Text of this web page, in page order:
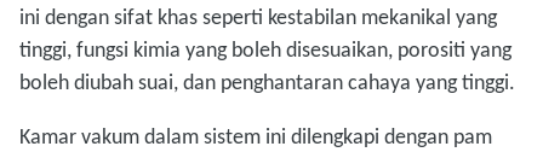
ini dengan sifat khas seperti kestabilan mekanikal yang
tinggi, fungsi kimia yang boleh disesuaikan, porositi yang
boleh diubah suai, dan penghantaran cahaya yang tinggi.
Kamar vakum dalam sistem ini dilengkapi dengan pam